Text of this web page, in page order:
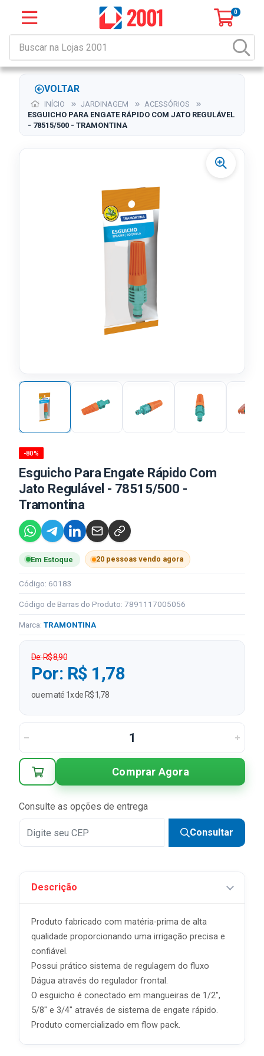
0
VOLTAR
INÍCIO JARDINAGEM
ACESSÓRIOS
ESGUICHO PARA ENGATE RÁPIDO COM JATO REGULÁVEL
- 78515/500 - TRAMONTINA
-80%
Esguicho Para Engate Rápido Com
Jato Regulável - 78515/500 -
Tramontina
Em Estoque 20 pessoas vendo agora
Código: 60183
Código de Barras do Produto: 7891117005056
Marca: TRAMONTINA
De: R$ 8,90
Por: R$ 1,78
ou em até 1x de R$ 1,78
Comprar Agora
Consulte as opções de entrega
Consultar
Descrição
Produto fabricado com matéria-prima de alta
qualidade proporcionando uma irrigação precisa e
confiável.
Possui prático sistema de regulagem do fluxo
Dágua através do regulador frontal.
O esguicho é conectado em mangueiras de 1/2",
5/8" e 3/4" através de sistema de engate rápido.
Produto comercializado em flow pack.